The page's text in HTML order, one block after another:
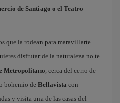
de Santiago o el Teatro
que la rodean para maravillarte
disfrutar de la naturaleza no te
Metropolitano , cerca del cerro de
bohemio de Bellavista con
y visita una de las casas del